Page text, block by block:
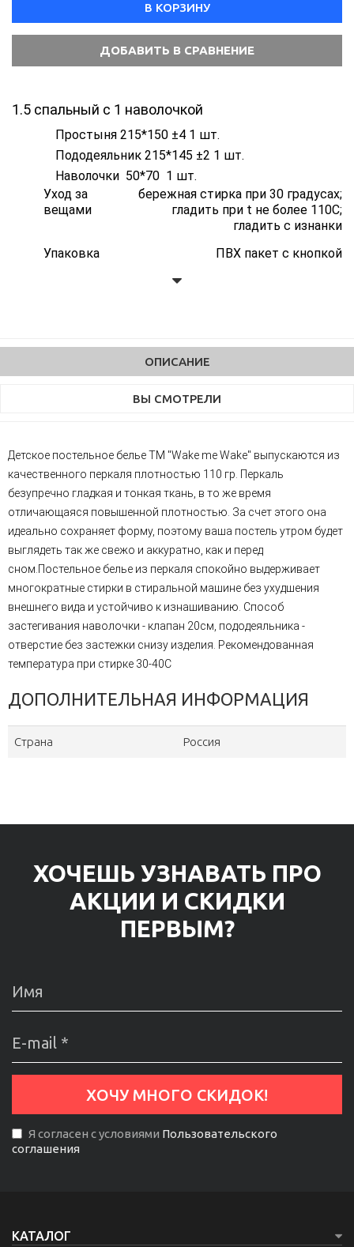
В КОРЗИНУ
1.5 спальный с 1 наволочкой
Простыня 215*150 ±4 1 шт.
Пододеяльник 215*145 ±2 1 шт.
Наволочки 50*70 1 шт.
Уход за
вещами
бережная стирка при 30 градусах;
гладить при t не более 110С;
гладить с изнанки
Упаковка
ПВХ пакет с кнопкой
ОПИСАНИЕ
ВЫ СМОТРЕЛИ
Детское постельное белье ТМ "Wake me Wake" выпускаются из
качественного перкаля плотностью 110 гр. Перкаль
безупречно гладкая и тонкая ткань, в то же время
отличающаяся повышенной плотностью. За счет этого она
идеально сохраняет форму, поэтому ваша постель утром будет
выглядеть так же свежо и аккуратно, как и перед
сном.Постельное белье из перкаля спокойно выдерживает
многократные стирки в стиральной машине без ухудшения
внешнего вида и устойчиво к изнашиванию. Способ
застегивания наволочки - клапан 20см, пододеяльника -
отверстие без застежки снизу изделия. Рекомендованная
температура при стирке 30-40С
ДОПОЛНИТЕЛЬНАЯ ИНФОРМАЦИЯ
Страна Россия
ХОЧЕШЬ УЗНАВАТЬ ПРО
АКЦИИ И СКИДКИ
ПЕРВЫМ?
Я согласен с условиями Пользовательского
соглашения
КАТАЛОГ